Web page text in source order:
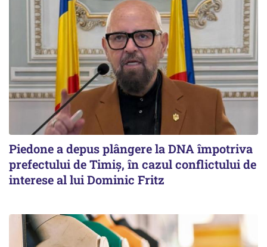
Piedone a depus plângere la DNA împotriva
prefectului de Timiș, în cazul conflictului de
interese al lui Dominic Fritz